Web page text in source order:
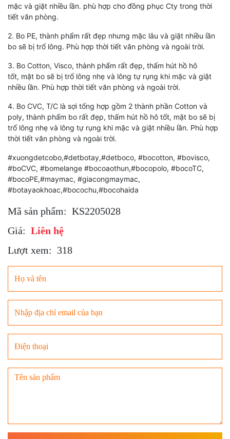
mặc và giặt nhiều lần. phù hợp cho đồng phục Cty trong thời
tiết văn phòng.
2. Bo PE, thành phẩm rất đẹp nhưng mặc lâu và giặt nhiều lần
bo sẽ bị trổ lông. Phù hợp thời tiết văn phòng và ngoài trời.
3. Bo Cotton, Visco, thành phẩm rất đẹp, thấm hút hồ hô
tốt, mặt bo sẽ bị trổ lông nhẹ và lông tự rụng khi mặc và giặt
nhiều lần. Phù hợp thời tiết văn phòng và ngoài trời.
4. Bo CVC, T/C là sợi tổng hợp gồm 2 thành phần Cotton và
poly, thành phẩm bo rất đẹp, thấm hút hồ hô tốt, mặt bo sẽ bị
trổ lông nhẹ và lông tự rụng khi mặc và giặt nhiều lần. Phù hợp
thời tiết văn phòng và ngoài trời.
#xuongdetcobo,#detbotay,#detboco, #bocotton, #bovisco,
#boCVC, #bomelange #bocoaothun,#bocopolo, #bocoTC,
#bocoPE,#maymac, #giacongmaymac,
#botayaokhoac,#bocochu,#bocohaida
Mã sản phẩm: KS2205028
Giá: Liên hệ
Lượt xem: 318